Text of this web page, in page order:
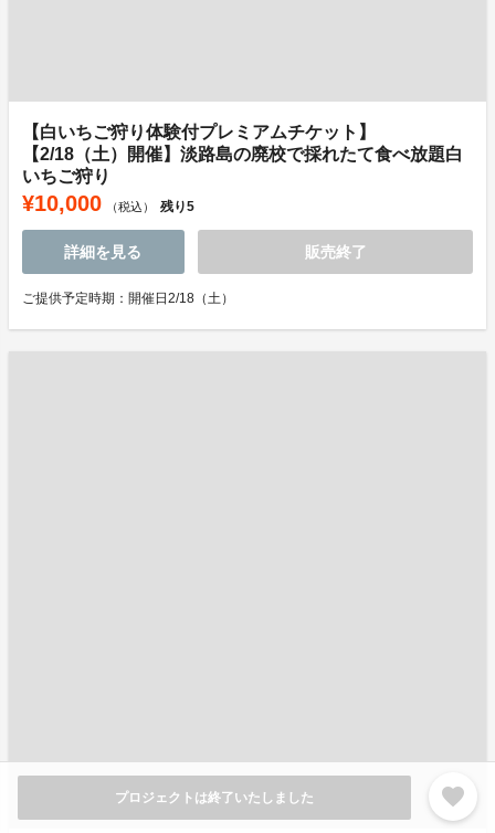
プロジェクトは終了いたしました favorite
【白いちご狩り体験付プレミアムチケット】
【2/18（土）開催】淡路島の廃校で採れたて食べ放題白
いちご狩り
¥10,000 （税込） 残り5
詳細を見る 販売終了
ご提供予定時期：開催日2/18（土）